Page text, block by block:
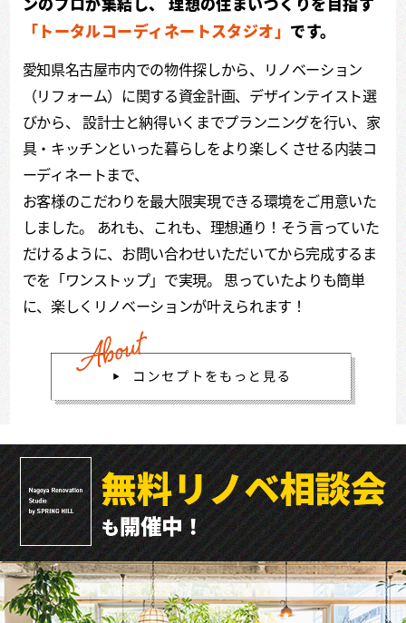
「トータルコーディネートスタジオ」 です。
愛知県名古屋市内での物件探しから、リノベーション
（リフォーム）に関する資金計画、デザインテイスト選
びから、 設計士と納得いくまでプランニングを行い、家
具・キッチンといった暮らしをより楽しくさせる内装コ
ーディネートまで、
お客様のこだわりを最大限実現できる環境をご用意いた
しました。
あれも、これも、理想通り！そう言っていた
だけるように、お問い合わせいただいてから完成するま
でを「ワンストップ」で実現。 思っていたよりも簡単
に、楽しくリノベーションが叶えられます！